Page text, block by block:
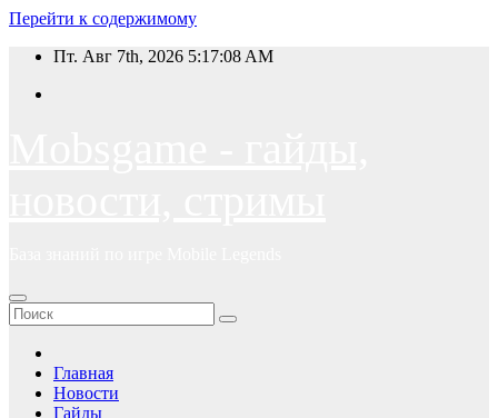
Перейти к содержимому
Пт. Авг 7th, 2026 5:17:08 AM
Главная
Новости
Гайды